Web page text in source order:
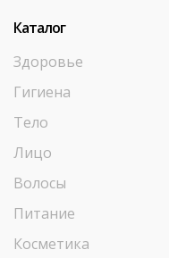
Каталог
Здоровье
Гигиена
Тело
Лицо
Волосы
Питание
Косметика